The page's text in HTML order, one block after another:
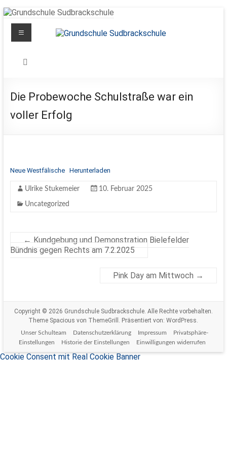
Zum
Inhalt
springen
Schule
in
Bewegung
Menü
Die Probewoche Schulstraße war ein
voller Erfolg
Neue Westfälische Herunterladen
Ulrike Stukemeier 10. Februar 2025
Uncategorized
← Kundgebung und Demonstration Bielefelder
Bündnis gegen Rechts am 7.2.2025
Pink Day am Mittwoch →
Copyright © 2026 Grundschule Sudbrackschule. Alle Rechte vorbehalten.
Theme Spacious von ThemeGrill. Präsentiert von:WordPress.
Unser Schulteam Datenschutzerklärung Impressum
Privatsphäre-
Einstellungen
Historie der Einstellungen Einwilligungen widerrufen
Cookie Consent mit Real Cookie Banner